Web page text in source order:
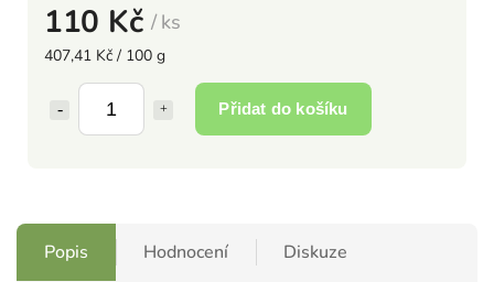
110 Kč / ks
407,41 Kč / 100 g
Přidat do košíku
Popis Hodnocení Diskuze